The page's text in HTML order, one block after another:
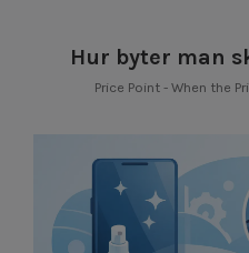
Hur byter man
Price Point - When the